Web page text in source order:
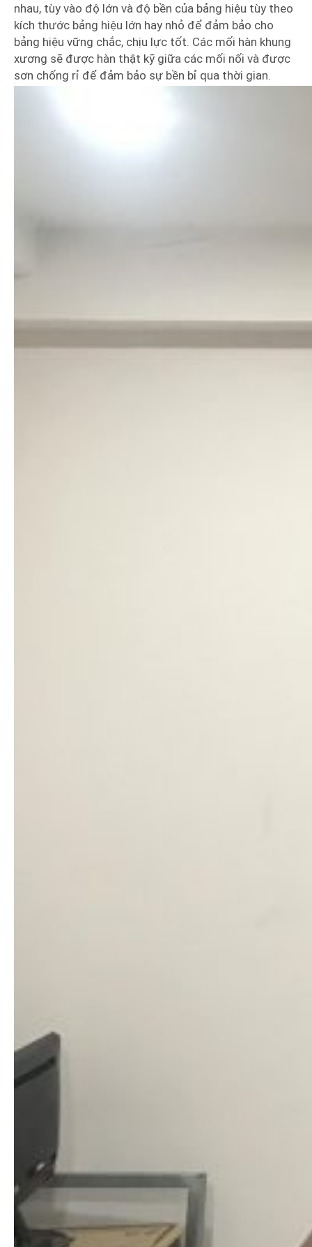
nhau, tùy vào độ lớn và độ bền của bảng hiệu tùy theo
kích thước bảng hiệu lớn hay nhỏ để đảm bảo cho
bảng hiệu vững chắc, chịu lực tốt. Các mối hàn khung
xương sẽ được hàn thật kỹ giữa các mối nối và được
sơn chống rỉ để đảm bảo sự bền bỉ qua thời gian.